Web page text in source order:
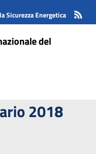
Sicurezza Energetica
del
2018